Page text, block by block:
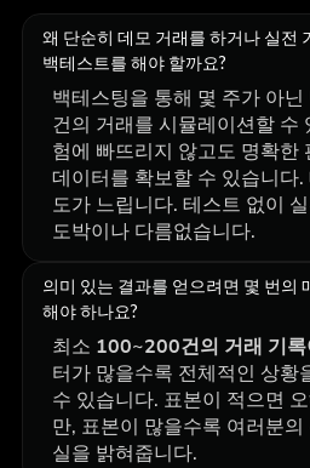
왜 단순히 데모 거래를 하거나 실전
백테스트를 해야 할까요?
백테스팅을 통해 몇 주가 아닌
건의 거래를 시뮬레이션할 수
험에 빠뜨리지 않고도 명확한
데이터를 확보할 수 있습니다
도가 느립니다. 테스트 없이
도박이나 다름없습니다.
의미 있는 결과를 얻으려면 몇 번의
해야 하나요?
최소 100~200건의 거래 기록
터가 많을수록 전체적인 상황
수 있습니다. 표본이 적으면
만, 표본이 많을수록 여러분
실을 밝혀줍니다.